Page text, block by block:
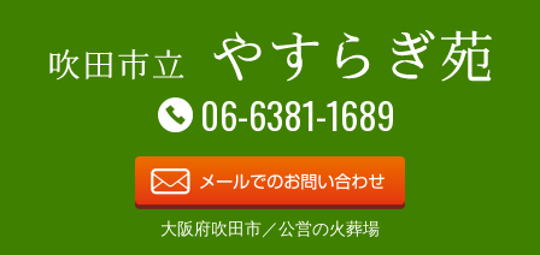
06-6381-1689
大阪府吹田市／公営の火葬場